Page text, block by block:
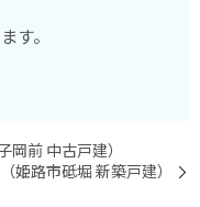
す。
前 中古戸建）
姫路市砥堀 新築戸建）